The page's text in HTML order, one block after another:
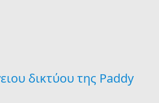
δικτύου της Paddy